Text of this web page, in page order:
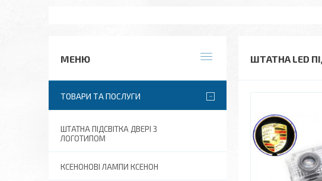
ШТАТНА LED
ТОВАРИ ТА ПОСЛУГИ
ШТАТНА ПІДСВІТКА ДВЕРІ З
ЛОГОТИПОМ
КСЕНОНОВІ ЛАМПИ КСЕНОН